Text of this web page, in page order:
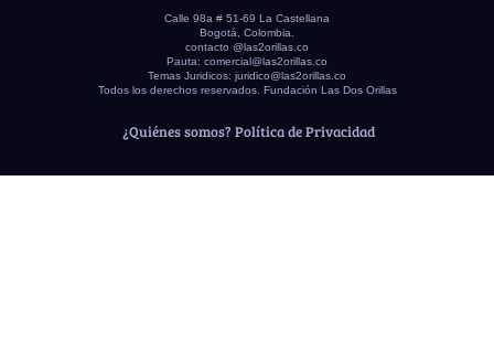
Calle 98a # 51-69 La Castellana
Bogotá, Colombia.
contacto @las2orillas.co
Pauta: comercial@las2orillas.co
Temas Juridicos: juridico@las2orillas.co
Todos los derechos reservados. Fundación Las Dos Orillas
¿Quiénes somos? Política de Privacidad